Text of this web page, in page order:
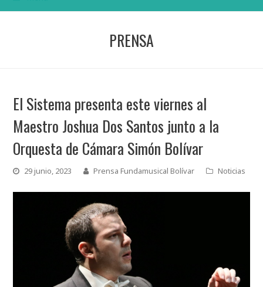
PRENSA
El Sistema presenta este viernes al
Maestro Joshua Dos Santos junto a la
Orquesta de Cámara Simón Bolívar
29 junio, 2023 Prensa Fundamusical Bolívar Noticias